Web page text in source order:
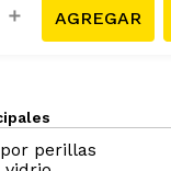
＋
perillas